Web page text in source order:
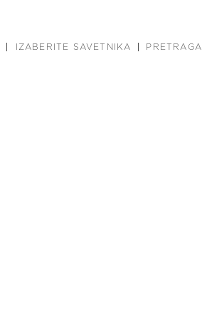
IZABERITE SAVETNIKA PRETRAGA